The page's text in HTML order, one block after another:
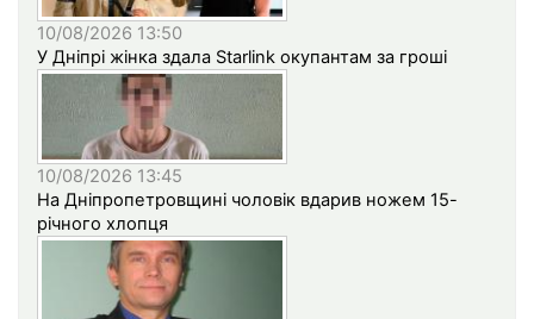
10/08/2026 13:50
У Дніпрі жінка здала Starlink окупантам за гроші
10/08/2026 13:45
На Дніпропетровщині чоловік вдарив ножем 15-
річного хлопця